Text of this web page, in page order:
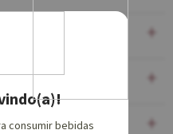
consumir bebidas